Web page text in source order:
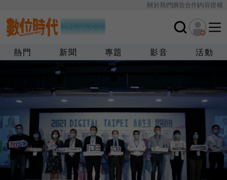
關於我們廣告合作內容授權
熱門 新聞 專題 影音 活動